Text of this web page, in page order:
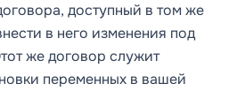
доступный в том же
в него изменения под
же договор служит
переменных в вашей